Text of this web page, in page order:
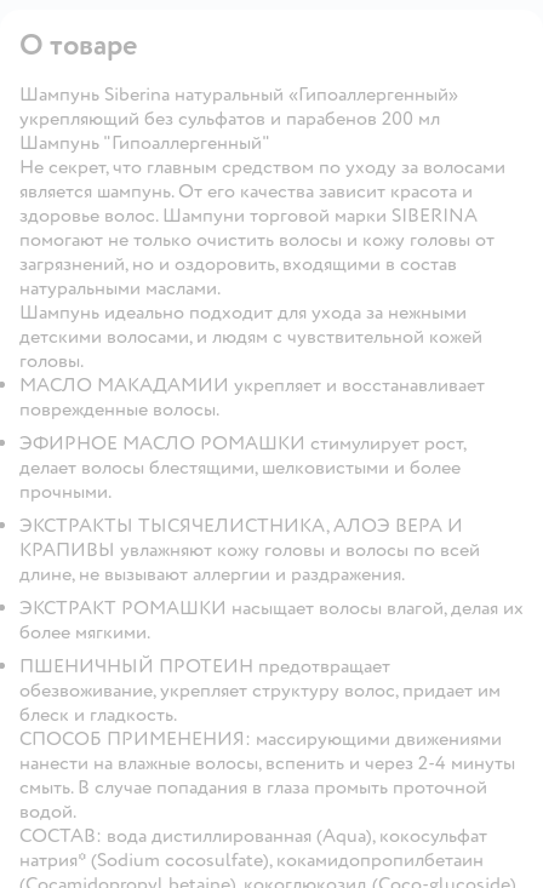
О товаре
Шампунь Siberina натуральный «Гипоаллергенный»
укрепляющий без сульфатов и парабенов 200 мл
Шампунь "Гипоаллергенный"
Не секрет, что главным средством по уходу за волосами
является шампунь. От его качества зависит красота и
здоровье волос. Шампуни торговой марки SIBERINA
помогают не только очистить волосы и кожу головы от
загрязнений, но и оздоровить, входящими в состав
натуральными маслами.
Шампунь идеально подходит для ухода за нежными
детскими волосами, и людям с чувствительной кожей
головы.
МАСЛО МАКАДАМИИ укрепляет и восстанавливает
поврежденные волосы.
ЭФИРНОЕ МАСЛО РОМАШКИ стимулирует рост,
делает волосы блестящими, шелковистыми и более
прочными.
ЭКСТРАКТЫ ТЫСЯЧЕЛИСТНИКА, АЛОЭ ВЕРА И
КРАПИВЫ увлажняют кожу головы и волосы по всей
длине, не вызывают аллергии и раздражения.
ЭКСТРАКТ РОМАШКИ насыщает волосы влагой, делая их
более мягкими.
ПШЕНИЧНЫЙ ПРОТЕИН предотвращает
обезвоживание, укрепляет структуру волос, придает им
блеск и гладкость.
СПОСОБ ПРИМЕНЕНИЯ: массирующими движениями
нанести на влажные волосы, вспенить и через 2-4 минуты
смыть. В случае попадания в глаза промыть проточной
водой.
СОСТАВ: вода дистиллированная (Aqua), кокосульфат
натрия* (Sodium cocosulfate), кокамидопропилбетаин